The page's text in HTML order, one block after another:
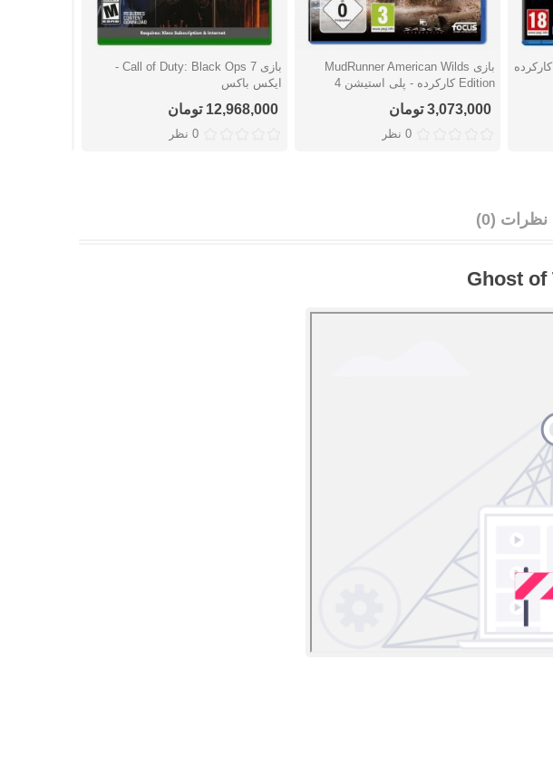
بازی Resident Evil 4 Remake کارکرده
دوست داشتن
بازی MudRunner American Wilds
Edition کارکرده - پلی استیشن 4
3,073,000 تومان
0 نظر
دوست داشتن
بازی Call of Duty: Black Ops 7 -
ایکس باکس
12,968,000 تومان
0 نظر
نظرات (0)